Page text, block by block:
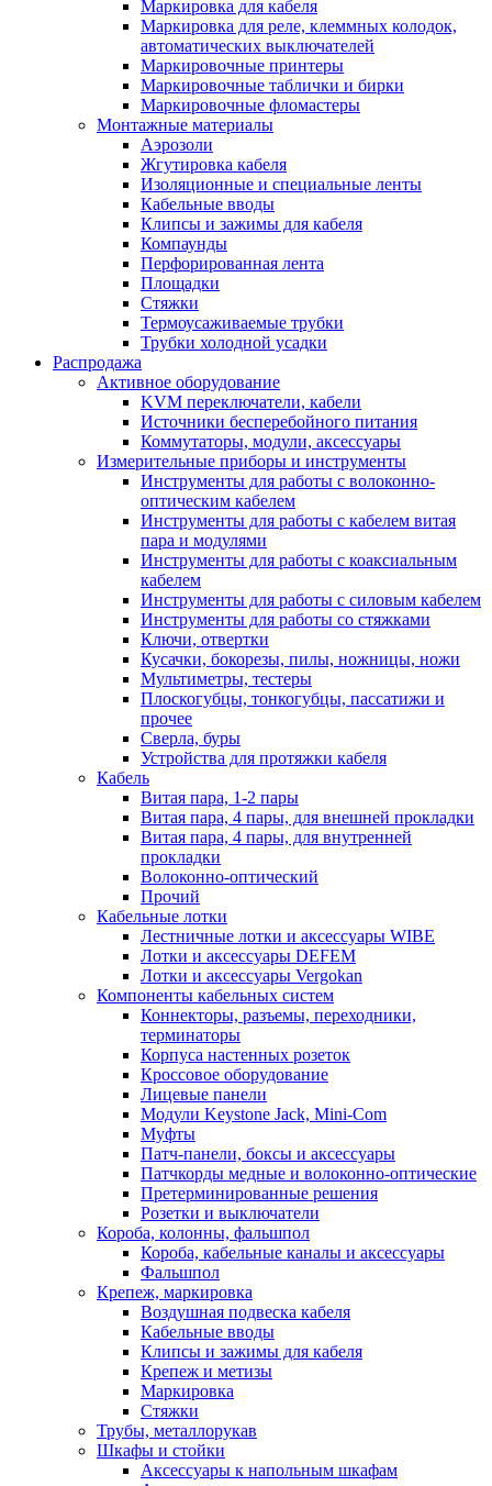
Маркировка для кабеля
Маркировка для реле, клеммных колодок,
автоматических выключателей
Маркировочные принтеры
Маркировочные таблички и бирки
Маркировочные фломастеры
Монтажные материалы
Аэрозоли
Жгутировка кабеля
Изоляционные и специальные ленты
Кабельные вводы
Клипсы и зажимы для кабеля
Компаунды
Перфорированная лента
Площадки
Стяжки
Термоусаживаемые трубки
Трубки холодной усадки
Распродажа
Активное оборудование
KVM переключатели, кабели
Источники бесперебойного питания
Коммутаторы, модули, аксессуары
Измерительные приборы и инструменты
Инструменты для работы с волоконно-
оптическим кабелем
Инструменты для работы с кабелем витая
пара и модулями
Инструменты для работы с коаксиальным
кабелем
Инструменты для работы с силовым кабелем
Инструменты для работы со стяжками
Ключи, отвертки
Кусачки, бокорезы, пилы, ножницы, ножи
Мультиметры, тестеры
Плоскогубцы, тонкогубцы, пассатижи и
прочее
Сверла, буры
Устройства для протяжки кабеля
Кабель
Витая пара, 1-2 пары
Витая пара, 4 пары, для внешней прокладки
Витая пара, 4 пары, для внутренней
прокладки
Волоконно-оптический
Прочий
Кабельные лотки
Лестничные лотки и аксессуары WIBE
Лотки и аксессуары DEFEM
Лотки и аксессуары Vergokan
Компоненты кабельных систем
Коннекторы, разъемы, переходники,
терминаторы
Корпуса настенных розеток
Кроссовое оборудование
Лицевые панели
Модули Keystone Jack, Mini-Com
Муфты
Патч-панели, боксы и аксессуары
Патчкорды медные и волоконно-оптические
Претерминированные решения
Розетки и выключатели
Короба, колонны, фальшпол
Короба, кабельные каналы и аксессуары
Фальшпол
Крепеж, маркировка
Воздушная подвеска кабеля
Кабельные вводы
Клипсы и зажимы для кабеля
Крепеж и метизы
Маркировка
Стяжки
Трубы, металлорукав
Шкафы и стойки
Аксессуары к напольным шкафам